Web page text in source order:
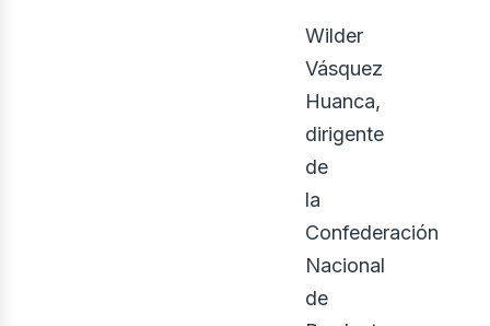
Wilder
Vásquez
Huanca,
dirigente
de
la
Confederación
Nacional
de